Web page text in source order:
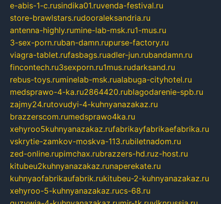
e-abis-1-c.rusindika01.ruvenda-festival.ru
store-brawlstars.rudooraleksandria.ru
antenna-highly.rumine-lab-msk.ru1-mus.ru
3-sex-porn.ruban-damn.rupurse-factory.ru
viagra-tablet.rufasbags.ruadler-jun.rubandamn.ru
fincontech.ru3sexporn.ru1mus.rudarksand.ru
rebus-toys.ruminelab-msk.rualabuga-cityhotel.ru
medsprawo-4-ka.ru2864420.rublagodarenie-spb.ru
zajmy24.rutovudyi-4-kuhnyanazakaz.ru
brazzerscom.rumedsprawo4ka.ru
xehyroo5kuhnyanazakaz.rufabrikayfabrikaefabrika.ru
vskrytie-zamkov-moskva-113.rubiletnadom.ru
zed-online.rupimchax.rubrazzers-hd.ruz-host.ru
kitubeu2kuhnyanazakaz.runaperekate.ru
kuhnyaofabrikaufabrik.rukitubeu-2-kuhnyanazakaz.ru
xehyroo-5-kuhnyanazakaz.rucs-68.ru